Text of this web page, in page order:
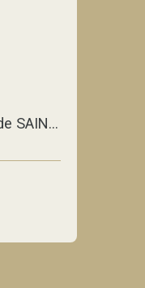
Christophe GALLET de SAINT-AURIN